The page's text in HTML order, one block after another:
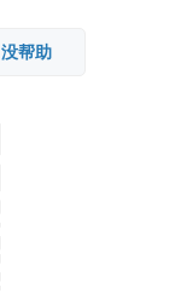
没帮助